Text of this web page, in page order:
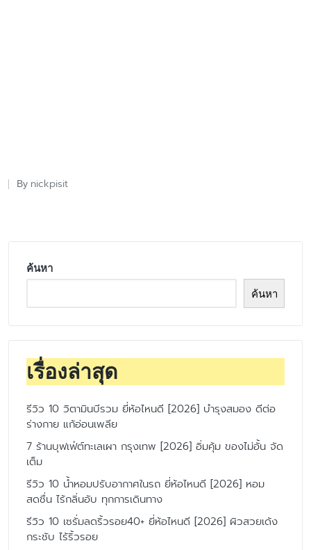
Posted
By nickpisit
ค้นหา
ค้นหา
เรื่องล่าสุด
รีวิว 10 วิตามินบีรวม ยี่ห้อไหนดี [2026] บำรุงสมอง ดีต่อ
ร่างกาย แก้อ่อนเพลีย
7 ร้านบุฟเฟ่ต์ทะเลเผา กรุงเทพ [2026] อิ่มคุ้ม ของไม่อั้น จัด
เต็ม
รีวิว 10 น้ำหอมปรับอากาศในรถ ยี่ห้อไหนดี [2026] หอม
สดชื่น ไร้กลิ่นอับ ทุกการเดินทาง
รีวิว 10 เซรั่มลดริ้วรอย40+ ยี่ห้อไหนดี [2026] ผิวสวยเด้ง
กระชับ ไร้ริ้วรอย